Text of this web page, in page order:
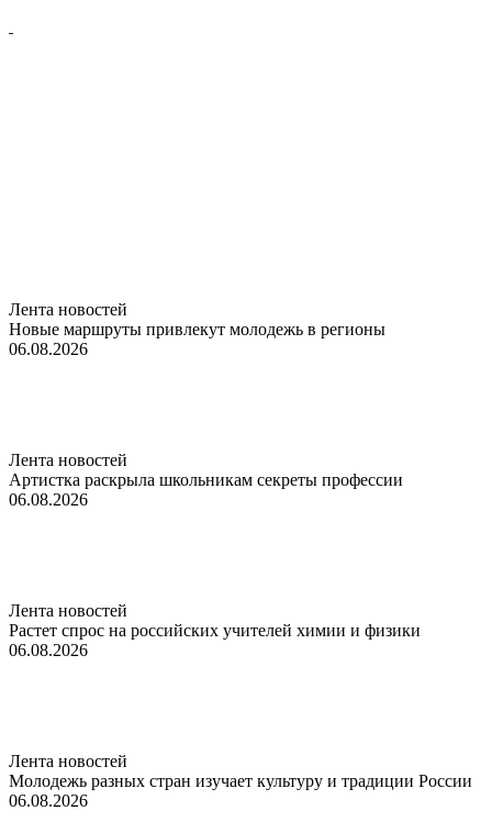
Лента новостей
Новые маршруты привлекут молодежь в регионы
06.08.2026
Лента новостей
Артистка раскрыла школьникам секреты профессии
06.08.2026
Лента новостей
Растет спрос на российских учителей химии и физики
06.08.2026
Лента новостей
Молодежь разных стран изучает культуру и традиции России
06.08.2026